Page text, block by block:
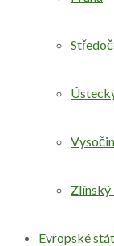
Zlínský
Evropské